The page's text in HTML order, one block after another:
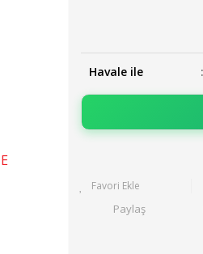
Havale ile
Paylaş